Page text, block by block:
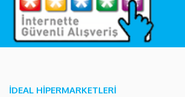
İDEAL HİPERMARKETLERİ